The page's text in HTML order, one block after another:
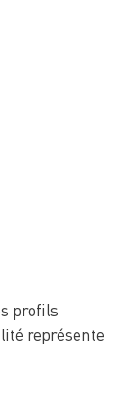
profils
représente